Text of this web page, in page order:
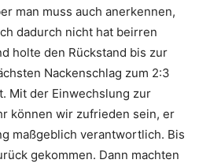
man muss auch anerkennen,
dadurch nicht hat beirren
holte den Rückstand bis zur
Nackenschlag zum 2:3
Mit der Einwechslung zur
können wir zufrieden sein, er
maßgeblich verantwortlich. Bis
gekommen. Dann machten